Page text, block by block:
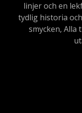
linjer och en
tydlig historia
smycken, Alla